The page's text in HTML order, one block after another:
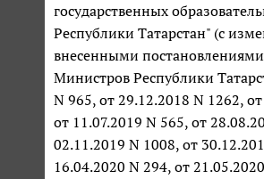
государственных
Республики Татарстан" (с
внесенными
Министров Республики
N 965, от 29.12.2018 N 1262,
от 11.07.2019 N 565, от
02.11.2019 N 1008, от
16.04.2020 N 294, от